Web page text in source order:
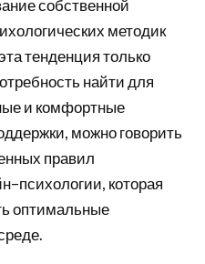
собственной
методик
тенденция только
найти для
и комфортные
можно говорить
правил
которая
оптимальные